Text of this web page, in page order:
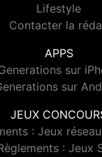
Lifestyle
Contacter la
APPS
sur
sur
JEUX
: Jeux
: Jeux